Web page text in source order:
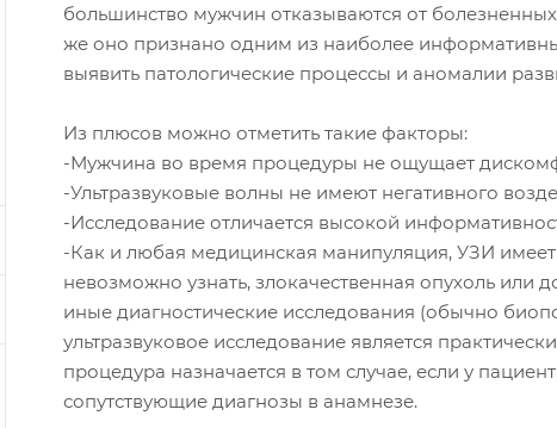
большинство мужчин отказываются от
же оно признано одним из наиболее
выявить патологические процессы и аномалии
Из плюсов можно отметить такие факторы:
-Мужчина во время процедуры не ощущает
-Ультразвуковые волны не имеют негативного
-Исследование отличается высокой
-Как и любая медицинская манипуляция, УЗИ
невозможно узнать, злокачественная опухоль или
иные диагностические исследования (обычно
ультразвуковое исследование является
процедура назначается в том случае, если у
сопутствующие диагнозы в анамнезе.